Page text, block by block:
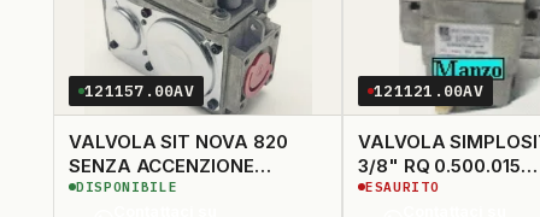
121157.00AV
VALVOLA SIT NOVA 820
SENZA ACCENZIONE
0.8.20.301
DISPONIBILE
121121.00AV
VALVOLA
3/8" RQ 0.500.015
ELIMINATO
ESAURITO